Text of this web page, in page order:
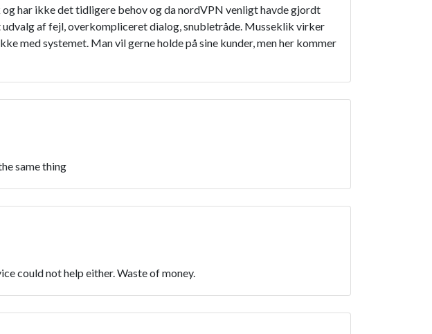
har ikke det tidligere behov og da nordVPN venligt havde gjordt
af fejl, overkompliceret dialog, snubletråde. Musseklik virker
med systemet. Man vil gerne holde på sine kunder, men her kommer
same thing
could not help either. Waste of money.